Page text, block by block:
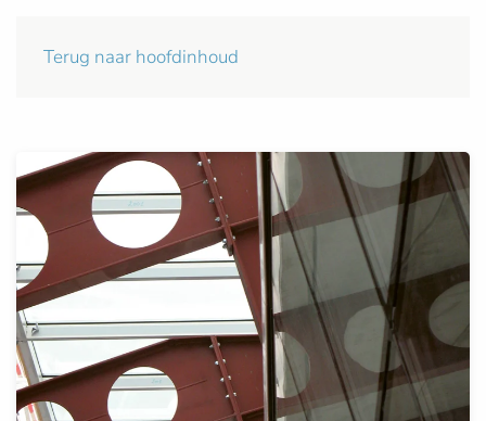
Terug naar hoofdinhoud